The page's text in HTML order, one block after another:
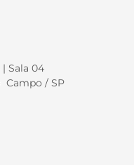
Sala 04
Campo / SP